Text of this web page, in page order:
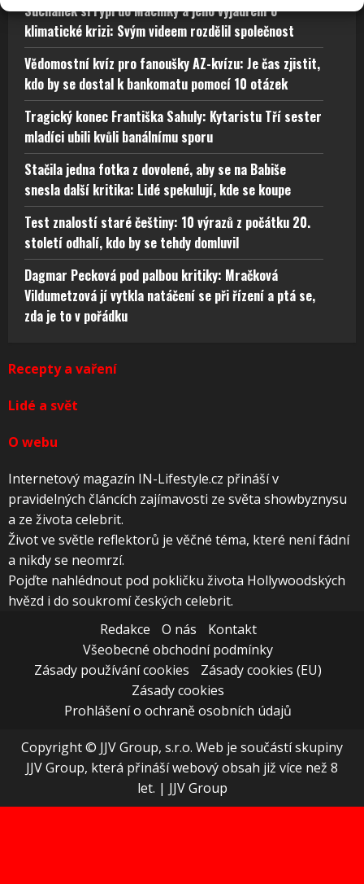
Suchánek si rýpl do Macinky a jeho vyjádření o
klimatické krizi: Svým videem rozdělil společnost
Vědomostní kvíz pro fanoušky AZ-kvízu: Je čas zjistit,
kdo by se dostal k bankomatu pomocí 10 otázek
Tragický konec Františka Sahuly: Kytaristu Tří sester
mladíci ubili kvůli banálnímu sporu
Stačila jedna fotka z dovolené, aby se na Babiše
snesla další kritika: Lidé spekulují, kde se koupe
Test znalostí staré češtiny: 10 výrazů z počátku 20.
století odhalí, kdo by se tehdy domluvil
Dagmar Pecková pod palbou kritiky: Mračková
Vildumetzová jí vytkla natáčení se při řízení a ptá se,
zda je to v pořádku
Recepty a vaření
Lidé a svět
O webu
Internetový magazín IN-Lifestyle.cz přináší v
pravidelných článcích zajímavosti ze světa showbyznysu
a ze života celebrit.
Život ve světle reflektorů je věčné téma, které není fádní
a nikdy se neomrzí.
Pojďte nahlédnout pod pokličku života Hollywoodských
hvězd i do soukromí českých celebrit.
Redakce
O nás
Kontakt
Všeobecné obchodní podmínky
Zásady používání cookies
Zásady cookies (EU)
Zásady cookies
Prohlášení o ochraně osobních údajů
Copyright © JJV Group, s.r.o. Web je součástí skupiny
JJV Group, která přináší webový obsah již více než 8
let. | JJV Group